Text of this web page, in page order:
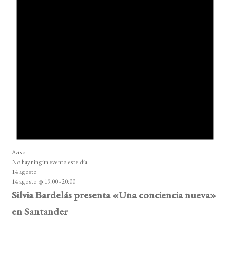
Aviso
No hay ningún evento este día.
14 agosto
14 agosto @ 19:00-20:00
Silvia Bardelás presenta «Una conciencia nueva»
en Santander